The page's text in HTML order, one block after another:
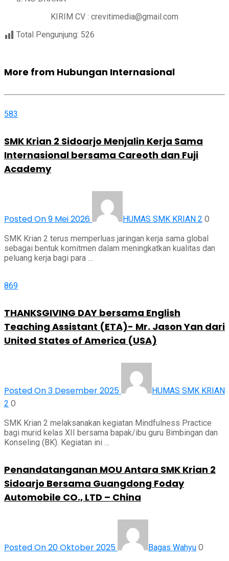
KIRIM CV : crevitimedia@gmail.com
Total Pengunjung: 526
More from Hubungan Internasional
583
SMK Krian 2 Sidoarjo Menjalin Kerja Sama
Internasional bersama Careoth dan Fuji
Academy
Posted On 9 Mei 2026 HUMAS SMK KRIAN 2 0
SMK Krian 2 terus memperluas jaringan kerja sama global
sebagai bentuk komitmen dalam meningkatkan kualitas dan
peluang kerja bagi para …
869
THANKSGIVING DAY bersama English
Teaching Assistant (ETA)- Mr. Jason Yan dari
United States of America (USA)
Posted On 3 Desember 2025
HUMAS SMK KRIAN
2 0
SMK Krian 2 melaksanakan kegiatan Mindfulness Practice
bagi murid kelas XII bersama bapak/ibu guru Bimbingan dan
Konseling (BK). Kegiatan ini …
Penandatanganan MOU Antara SMK Krian 2
Sidoarjo Bersama Guangdong Foday
Automobile CO., LTD – China
Posted On 20 Oktober 2025 Bagas Wahyu 0